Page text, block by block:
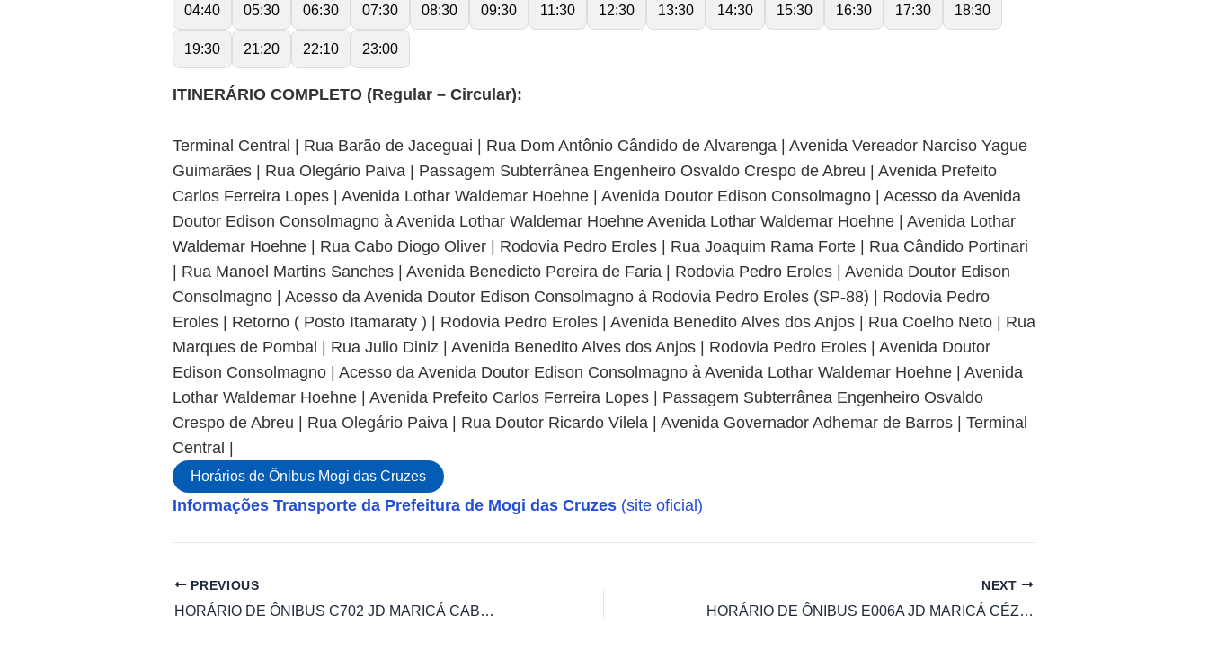
04:40 05:30 06:30 07:30 08:30 09:30 11:30 12:30 13:30 14:30 15:30 16:30 17:30 18:30
19:30 21:20 22:10 23:00
ITINERÁRIO COMPLETO (Regular – Circular):
Terminal Central | Rua Barão de Jaceguai | Rua Dom Antônio Cândido de Alvarenga | Avenida Vereador Narciso Yague
Guimarães | Rua Olegário Paiva | Passagem Subterrânea Engenheiro Osvaldo Crespo de Abreu | Avenida Prefeito
Carlos Ferreira Lopes | Avenida Lothar Waldemar Hoehne | Avenida Doutor Edison Consolmagno | Acesso da Avenida
Doutor Edison Consolmagno à Avenida Lothar Waldemar Hoehne Avenida Lothar Waldemar Hoehne | Avenida Lothar
Waldemar Hoehne | Rua Cabo Diogo Oliver | Rodovia Pedro Eroles | Rua Joaquim Rama Forte | Rua Cândido Portinari
| Rua Manoel Martins Sanches | Avenida Benedicto Pereira de Faria | Rodovia Pedro Eroles | Avenida Doutor Edison
Consolmagno | Acesso da Avenida Doutor Edison Consolmagno à Rodovia Pedro Eroles (SP-88) | Rodovia Pedro
Eroles | Retorno ( Posto Itamaraty ) | Rodovia Pedro Eroles | Avenida Benedito Alves dos Anjos | Rua Coelho Neto | Rua
Marques de Pombal | Rua Julio Diniz | Avenida Benedito Alves dos Anjos | Rodovia Pedro Eroles | Avenida Doutor
Edison Consolmagno | Acesso da Avenida Doutor Edison Consolmagno à Avenida Lothar Waldemar Hoehne | Avenida
Lothar Waldemar Hoehne | Avenida Prefeito Carlos Ferreira Lopes | Passagem Subterrânea Engenheiro Osvaldo
Crespo de Abreu | Rua Olegário Paiva | Rua Doutor Ricardo Vilela | Avenida Governador Adhemar de Barros | Terminal
Central |
Horários de Ônibus Mogi das Cruzes
Informações Transporte da Prefeitura de Mogi das Cruzes (site oficial)
PREVIOUS
HORÁRIO DE ÔNIBUS C702 JD MARICÁ CABO DIOGO – MOGI DAS CRUZES
NEXT
HORÁRIO DE ÔNIBUS E006A JD MARICÁ CÉZAR DE SOUZA – MOGI DAS CRUZES